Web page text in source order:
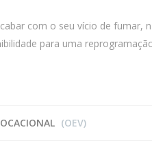
com o seu vício de fumar,
para uma
(OEV)